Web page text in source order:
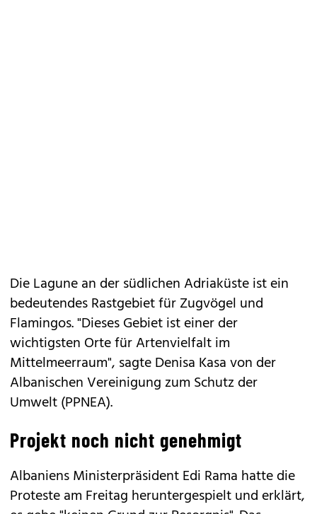
Die Lagune an der südlichen Adriaküste ist ein
bedeutendes Rastgebiet für Zugvögel und
Flamingos. "Dieses Gebiet ist einer der
wichtigsten Orte für Artenvielfalt im
Mittelmeerraum", sagte Denisa Kasa von der
Albanischen Vereinigung zum Schutz der
Umwelt (PPNEA).
Projekt noch nicht genehmigt
Albaniens Ministerpräsident Edi Rama hatte die
Proteste am Freitag heruntergespielt und erklärt,